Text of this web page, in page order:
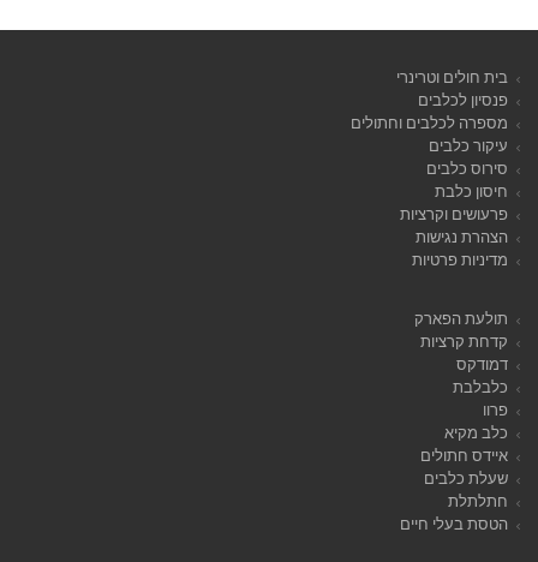
בית חולים וטרינרי
פנסיון לכלבים
מספרה לכלבים וחתולים
עיקור כלבים
סירוס כלבים
חיסון כלבת
פרעושים וקרציות
הצהרת נגישות
מדיניות פרטיות
תולעת הפארק
קדחת קרציות
דמודקס
כלבלבת
פרוו
כלב מקיא
איידס חתולים
שעלת כלבים
חתלתלת
הטסת בעלי חיים